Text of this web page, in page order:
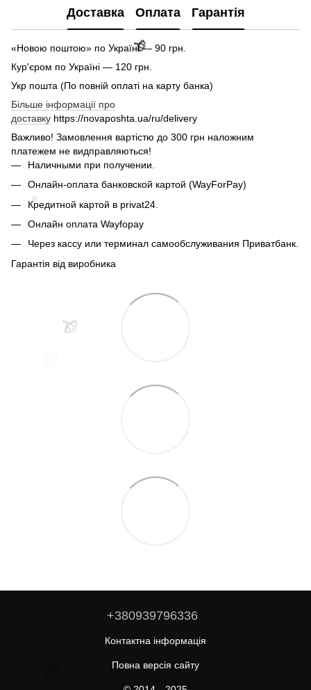
Доставка Оплата Гарантія
«Новою поштою» по Україні — 90 грн.
Кур'єром по Україні — 120 грн.
Укр пошта (По повній оплаті на карту банка)
Більше інформації про
доставку https://novaposhta.ua/ru/delivery
Важливо! Замовлення вартістю до 300 грн наложним
платежем не видправляються!
Наличными при получении.
Онлайн-оплата банковской картой (WayForPay)
Кредитной картой в privat24.
Онлайн оплата Wayfopay
Через кассу или терминал самообслуживания Приватбанк.
Гарантія від виробника
+380939796336
Контактна інформація
Повна версія сайту
🌹
🌹